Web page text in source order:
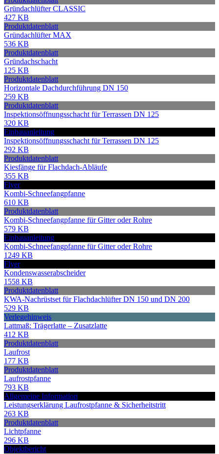
Gründachlüfter CLASSIC
427 KB
Produktdatenblatt
Gründachlüfter MAX
536 KB
Produktdatenblatt
Gründachschacht
125 KB
Produktdatenblatt
Horizontale Dachdurchführung DN 150
259 KB
Produktdatenblatt
Inspektionsöffnungsschacht für Terrassen DN 125
320 KB
Einbauanleitung
Inspektionsöffnungsschacht für Terrassen DN 125
292 KB
Produktdatenblatt
Kiesfänge für Flachdach-Abläufe
355 KB
Flyer
Kombi-Schneefangpfanne
610 KB
Produktdatenblatt
Kombi-Schneefangpfanne für Gitter oder Rohre
579 KB
Einbauanleitung
Kombi-Schneefangpfanne für Gitter oder Rohre
1249 KB
Flyer
Kondenswasserabscheider
1558 KB
Produktdatenblatt
KWA-Nachrüstset für Flachdachlüfter DN 150 und DN 200
529 KB
Verlegehinweis
Lattmaß: Trägerlatte – Zusatzlatte
412 KB
Produktdatenblatt
Laufrost
177 KB
Produktdatenblatt
Laufrostpfanne
793 KB
Allgemeine Information
Leistungserklärung Laufrostpfanne & Sicherheitstritt
263 KB
Produktdatenblatt
Lichtpfanne
296 KB
Objektbericht